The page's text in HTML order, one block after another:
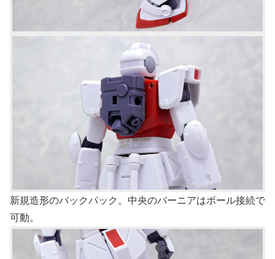
新規造形のバックパック。中央のバーニアはボール接続で
可動。